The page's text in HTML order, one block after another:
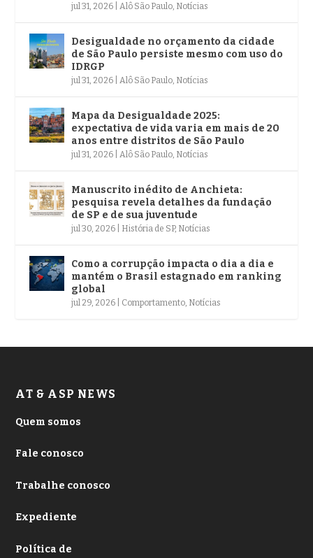
jul 31, 2026 |Alô São Paulo, Notícias
Desigualdade no orçamento da cidade
de São Paulo persiste mesmo com uso do
IDRGP
jul 31, 2026 |Alô São Paulo, Notícias
Mapa da Desigualdade 2025:
expectativa de vida varia em mais de 20
anos entre distritos de São Paulo
jul 31, 2026 |Alô São Paulo, Notícias
Manuscrito inédito de Anchieta:
pesquisa revela detalhes da fundação
de SP e de sua juventude
jul 30, 2026 História de SP, Notícias
Como a corrupção impacta o dia a dia e
mantém o Brasil estagnado em ranking
global
jul 29, 2026 Comportamento, Notícias
AT & ASP NEWS
Quem somos
Fale conosco
Trabalhe conosco
Expediente
Política de